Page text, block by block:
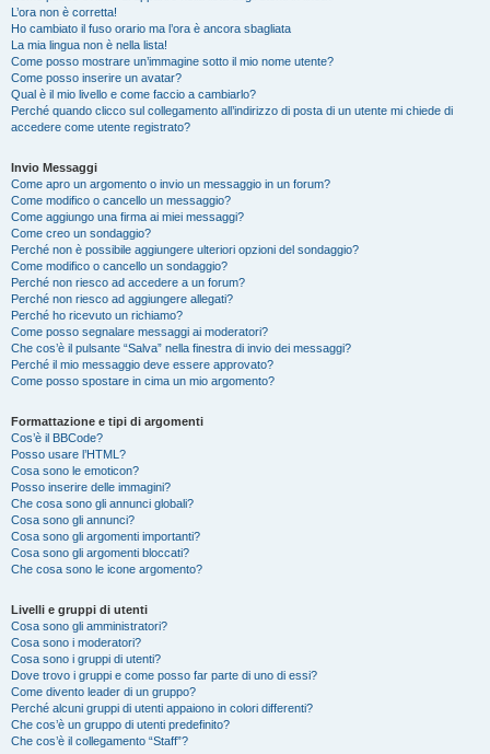
L’ora non è corretta!
Ho cambiato il fuso orario ma l’ora è ancora sbagliata
La mia lingua non è nella lista!
Come posso mostrare un’immagine sotto il mio nome utente?
Come posso inserire un avatar?
Qual è il mio livello e come faccio a cambiarlo?
Perché quando clicco sul collegamento all’indirizzo di posta di un utente mi chiede di
accedere come utente registrato?
Invio Messaggi
Come apro un argomento o invio un messaggio in un forum?
Come modifico o cancello un messaggio?
Come aggiungo una firma ai miei messaggi?
Come creo un sondaggio?
Perché non è possibile aggiungere ulteriori opzioni del sondaggio?
Come modifico o cancello un sondaggio?
Perché non riesco ad accedere a un forum?
Perché non riesco ad aggiungere allegati?
Perché ho ricevuto un richiamo?
Come posso segnalare messaggi ai moderatori?
Che cos’è il pulsante “Salva” nella finestra di invio dei messaggi?
Perché il mio messaggio deve essere approvato?
Come posso spostare in cima un mio argomento?
Formattazione e tipi di argomenti
Cos’è il BBCode?
Posso usare l’HTML?
Cosa sono le emoticon?
Posso inserire delle immagini?
Che cosa sono gli annunci globali?
Cosa sono gli annunci?
Cosa sono gli argomenti importanti?
Cosa sono gli argomenti bloccati?
Che cosa sono le icone argomento?
Livelli e gruppi di utenti
Cosa sono gli amministratori?
Cosa sono i moderatori?
Cosa sono i gruppi di utenti?
Dove trovo i gruppi e come posso far parte di uno di essi?
Come divento leader di un gruppo?
Perché alcuni gruppi di utenti appaiono in colori differenti?
Che cos’è un gruppo di utenti predefinito?
Che cos’è il collegamento “Staff”?